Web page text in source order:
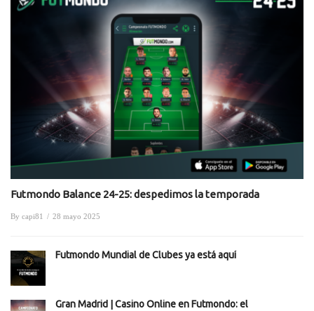
Futmondo Balance 24-25: despedimos la temporada
By capi81 / 28 mayo 2025
Futmondo Mundial de Clubes ya está aquí
Gran Madrid | Casino Online en Futmondo: el